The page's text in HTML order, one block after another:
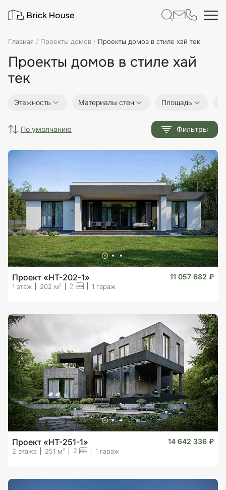
Главная Проекты домов Проекты домов в стиле хай тек
Проекты домов в стиле хай
тек
Этажность Материалы стен Площадь
по умолчанию Фильтры
Проект «HT-202-1» 11 057 682 ₽
1 этаж 202 м2 2 1 гараж
Проект «HT-251-1» 14 642 336 ₽
2 этажа 251 м 2 2 1 гараж